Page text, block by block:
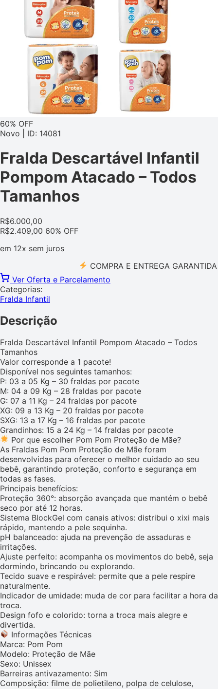
60% OFF
Novo | ID: 14081
Fralda Descartável Infantil
Pompom Atacado – Todos
Tamanhos
R$6.000,00
R$2.409,00 60% OFF
em 12x sem juros
COMPRA E ENTREGA GARANTIDA
Ver Oferta e Parcelamento
Categorias:
Fralda Infantil
Descrição
Fralda Descartável Infantil Pompom Atacado – Todos
Tamanhos
Valor corresponde a 1 pacote!
Disponível nos seguintes tamanhos:
P: 03 a 05 Kg – 30 fraldas por pacote
M: 04 a 09 Kg – 28 fraldas por pacote
G: 07 a 11 Kg – 24 fraldas por pacote
XG: 09 a 13 Kg – 20 fraldas por pacote
SXG: 13 a 17 Kg – 16 fraldas por pacote
Grandinhos: 15 a 24 Kg – 14 fraldas por pacote
Por que escolher Pom Pom Proteção de Mãe?
As Fraldas Pom Pom Proteção de Mãe foram
desenvolvidas para oferecer o melhor cuidado ao seu
bebê, garantindo proteção, conforto e segurança em
todas as fases.
Principais benefícios:
Proteção 360°: absorção avançada que mantém o bebê
seco por até 12 horas.
Sistema BlockGel com canais ativos: distribui o xixi mais
rápido, mantendo a pele sequinha.
pH balanceado: ajuda na prevenção de assaduras e
irritações.
Ajuste perfeito: acompanha os movimentos do bebê, seja
dormindo, brincando ou explorando.
Tecido suave e respirável: permite que a pele respire
naturalmente.
Indicador de umidade: muda de cor para facilitar a hora da
troca.
Design fofo e colorido: torna a troca mais alegre e
divertida.
Informações Técnicas
Marca: Pom Pom
Modelo: Proteção de Mãe
Sexo: Unissex
Barreiras antivazamento: Sim
Composição: filme de polietileno, polpa de celulose,